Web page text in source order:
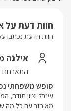
חוות דעת על
חוות הדעת נכתבו
אילנה
התארחנו
סופש משפחתי
עינבל וציון תודה,
מאובזר עם כל מה